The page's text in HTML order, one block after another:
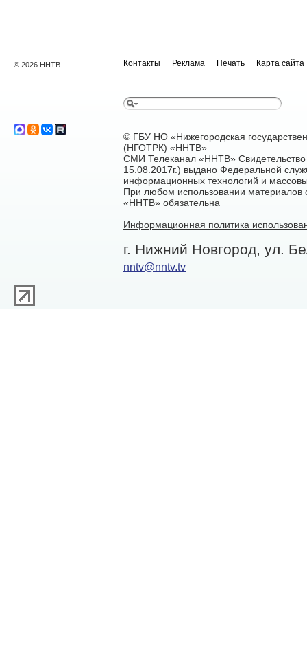
© 2026 ННТВ Контакты Реклама Печать Карта сайта
© ГБУ НО «Нижегородская
(НГОТРК) «ННТВ»
СМИ Телеканал «ННТВ»
15.08.2017г.) выдано Федеральной
информационных технологий и
При любом использовании материалов
«ННТВ» обязательна
Информационная политика
г. Нижний Новгород, ул.
nntv@nntv.tv